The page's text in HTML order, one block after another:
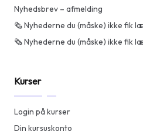
Nyhedsbrev – afmelding
🗞️ Nyhederne du (måske) ikke fik
🗞️ Nyhederne du (måske) ikke fik
Kurser
Login på kurser
Din kursuskonto